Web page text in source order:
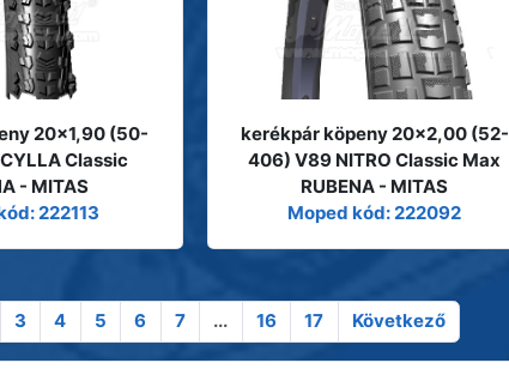
20x1,90 (50-
Classic
- MITAS
222113
kerékpár köpeny 20x2,00 (52-
406) V89 NITRO Classic Max
RUBENA - MITAS
Moped kód: 222092
3 4 5 6 7 ... 16 17 Következő